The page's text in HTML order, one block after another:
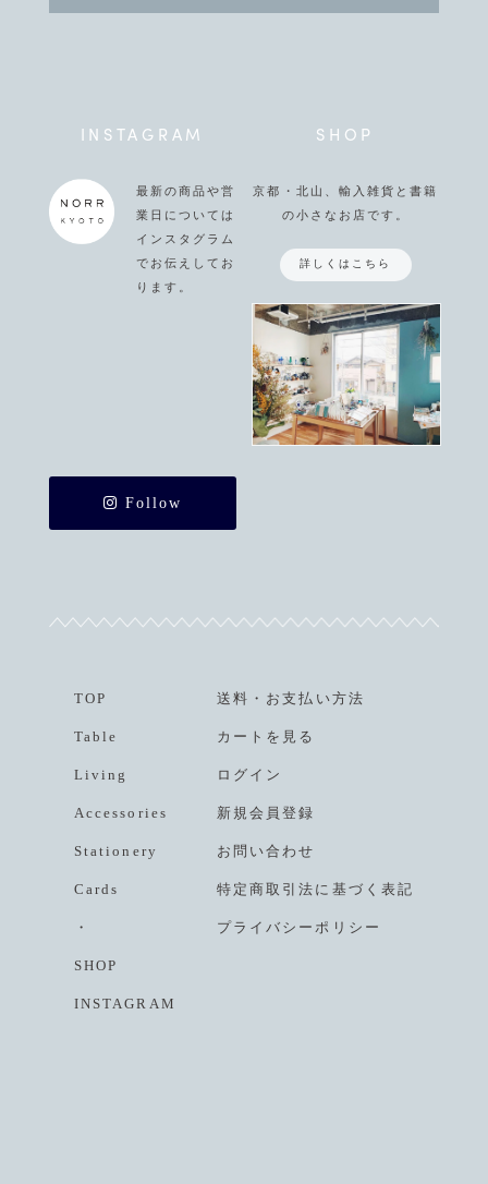
INSTAGRAM
最新の商品や営
業日については
インスタグラム
でお伝えしてお
ります。
Follow
SHOP
京都・北山、輸入雑貨と書籍
の小さなお店です。
詳しくはこちら
TOP
Table
Living
Accessories
Stationery
Cards
・
SHOP
INSTAGRAM
送料 ・ お支払い方法
カートを見る
ログイン
新規会員登録
お問い合わせ
特定商取引法に基づく表記
プライバシーポリシー